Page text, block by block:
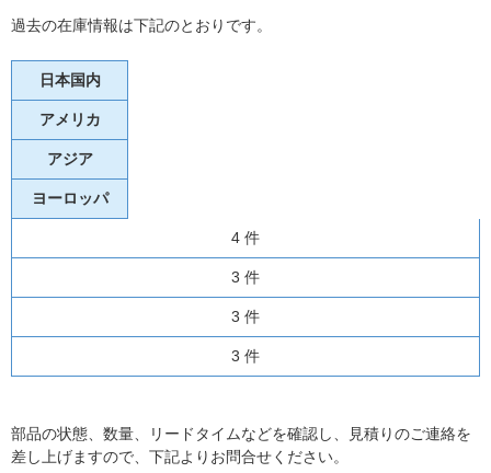
過去の在庫情報は下記のとおりです。
日本国内
アメリカ
アジア
ヨーロッパ
4 件
3 件
3 件
3 件
部品の状態、数量、リードタイムなどを確認し、見積りのご連絡を
差し上げますので、下記よりお問合せください。